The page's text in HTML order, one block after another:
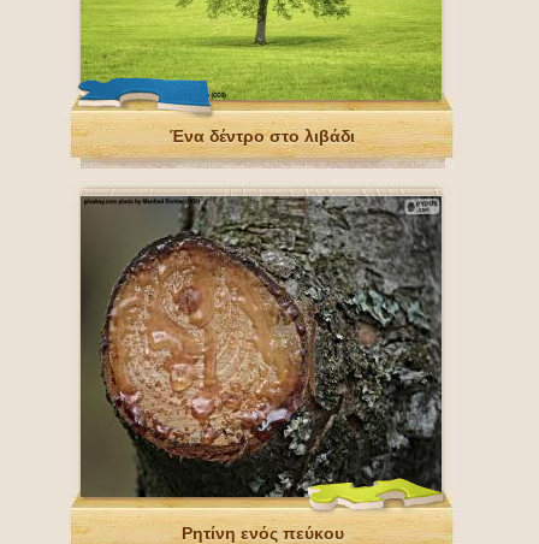
Ένα δέντρο στο λιβάδι
Ρητίνη ενός πεύκου